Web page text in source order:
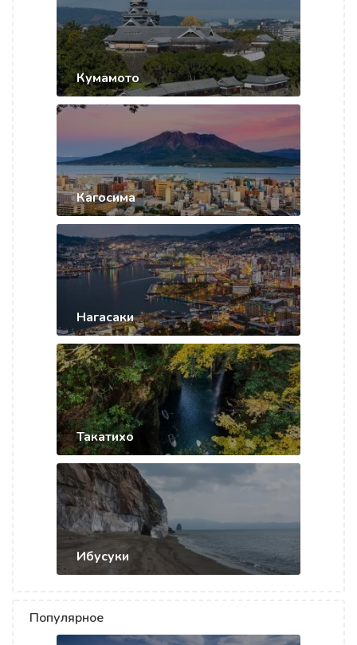
Кумамото
Кагосима
Нагасаки
Такатихо
Ибусуки
Популярное